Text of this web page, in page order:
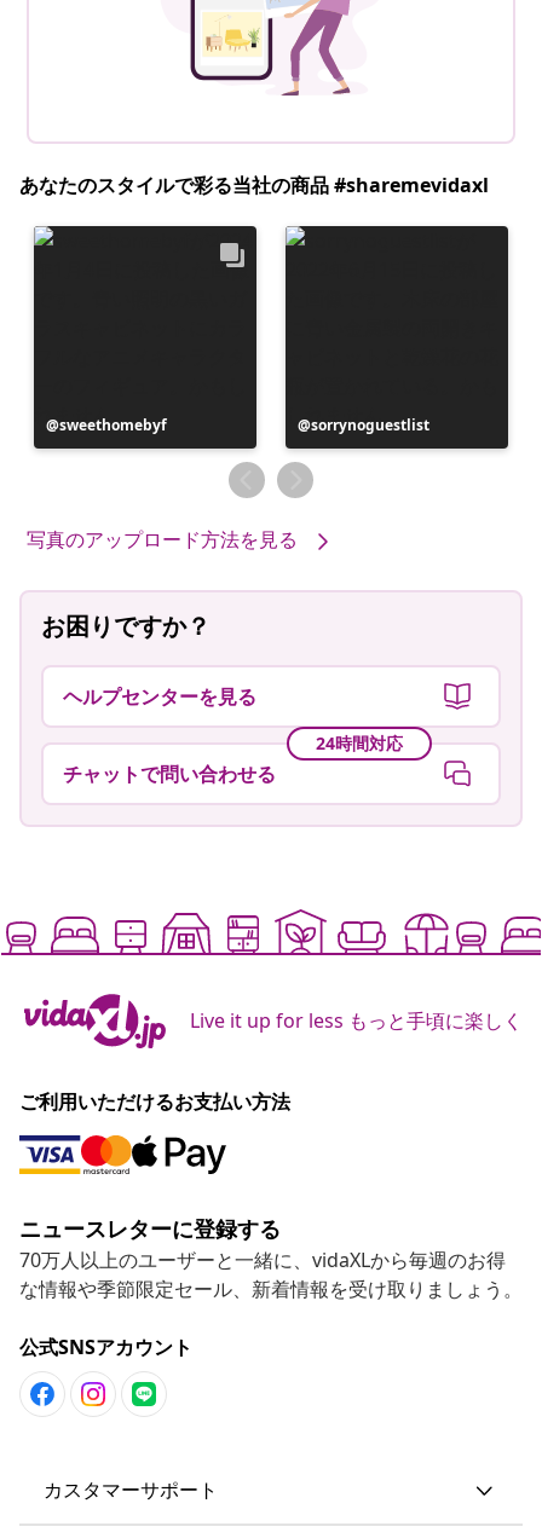
あなたのスタイルで彩る当社の商品 #sharemevidaxl
投
稿
sweethomebyf
投
稿
者
sorrynoguestlist
写真のアップロード方法を見る
お困りですか？
ヘルプセンターを見る
24時間対応
チャットで問い合わせる
Live it up for less もっと手頃に楽しく
ご利用いただけるお支払い方法
ニュースレターに登録する
70万人以上のユーザーと一緒に、vidaXLから毎週のお得
な情報や季節限定セール、新着情報を受け取りましょう。
公式SNSアカウント
カスタマーサポート